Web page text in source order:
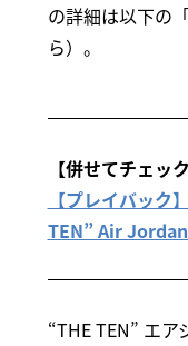
の詳細は以下の
ら）。
【併せてチェッ
【プレイバッ
TEN” Air
“THE TEN” エ